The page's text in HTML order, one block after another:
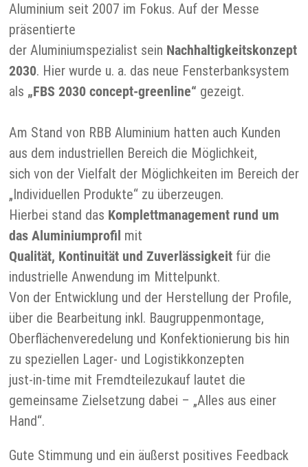
Aluminium seit 2007 im Fokus. Auf der Messe
präsentierte
der Aluminiumspezialist sein Nachhaltigkeitskonzept
2030. Hier wurde u. a. das neue Fensterbanksystem
als „FBS 2030 concept-greenline“ gezeigt.
Am Stand von RBB Aluminium hatten auch Kunden
aus dem industriellen Bereich die Möglichkeit,
sich von der Vielfalt der Möglichkeiten im Bereich der
„Individuellen Produkte“ zu überzeugen.
Hierbei stand das Komplettmanagement rund um
das Aluminiumprofil mit
Qualität, Kontinuität und Zuverlässigkeit für die
industrielle Anwendung im Mittelpunkt.
Von der Entwicklung und der Herstellung der Profile,
über die Bearbeitung inkl. Baugruppenmontage,
Oberflächenveredelung und Konfektionierung bis hin
zu speziellen Lager- und Logistikkonzepten
just-in-time mit Fremdteilezukauf lautet die
gemeinsame Zielsetzung dabei – „Alles aus einer
Hand“.
Gute Stimmung und ein äußerst positives Feedback